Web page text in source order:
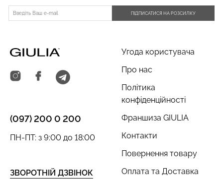
ПІДПИСАТИСЯ НА РОЗСИЛКУ
Угода користувача
Про нас
Політика
конфіденційності
Франшиза GIULIA
Контакти
Повернення товару
Оплата та Доставка
(097) 200 0 200
ЗВОРОТНІЙ ДЗВІНОК
ПН-ПТ: з 9:00 до 18:00